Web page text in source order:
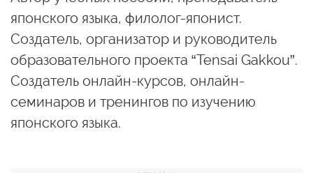
японского языка, филолог-японист.
Создатель, организатор и руководитель
образовательного проекта “Tensai Gakkou”.
Создатель онлайн-курсов, онлайн-
семинаров и тренингов по изучению
японского языка.